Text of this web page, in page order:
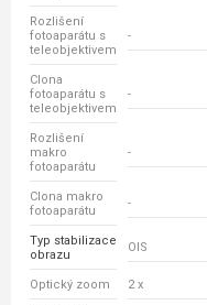
Rozlišení
fotoaparátu s
teleobjektivem
-
Clona
fotoaparátu s
teleobjektivem
-
Rozlišení
makro
fotoaparátu
-
Clona makro
fotoaparátu
-
Typ stabilizace
obrazu
OIS
Optický zoom 2 x